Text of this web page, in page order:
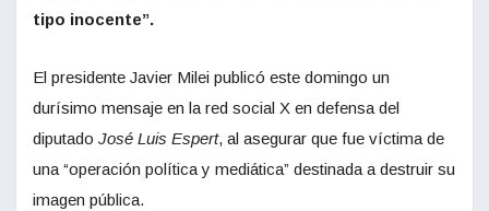
tipo inocente”.
El presidente Javier Milei publicó este domingo un
durísimo mensaje en la red social X en defensa del
diputado José Luis Espert, al asegurar que fue víctima de
una “operación política y mediática” destinada a destruir su
imagen pública.